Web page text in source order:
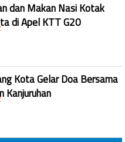
dan Makan Nasi Kotak
di Apel KTT G20
Kota Gelar Doa Bersama
Kanjuruhan